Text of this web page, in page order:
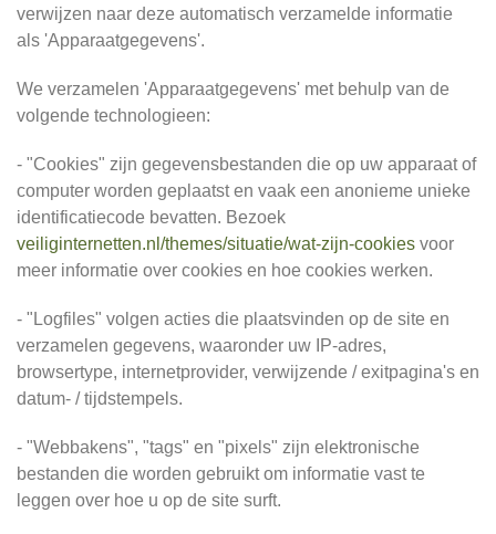
verwijzen naar deze automatisch verzamelde informatie
als 'Apparaatgegevens'.
We verzamelen 'Apparaatgegevens' met behulp van de
volgende technologieen:
- "Cookies" zijn gegevensbestanden die op uw apparaat of
computer worden geplaatst en vaak een anonieme unieke
identificatiecode bevatten. Bezoek
veiliginternetten.nl/themes/situatie/wat-zijn-cookies voor
meer informatie over cookies en hoe cookies werken.
- "Logfiles" volgen acties die plaatsvinden op de site en
verzamelen gegevens, waaronder uw IP-adres,
browsertype, internetprovider, verwijzende / exitpagina's en
datum- / tijdstempels.
- "Webbakens", "tags" en "pixels" zijn elektronische
bestanden die worden gebruikt om informatie vast te
leggen over hoe u op de site surft.